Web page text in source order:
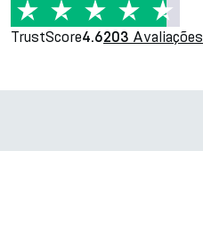
TrustScore4.6203 Avaliações